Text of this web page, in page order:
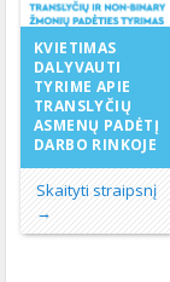
KVIETIMAS
DALYVAUTI
TYRIME APIE
TRANSLYČIŲ
ASMENŲ PADĖTĮ
DARBO RINKOJE
Skaityti straipsnį
→